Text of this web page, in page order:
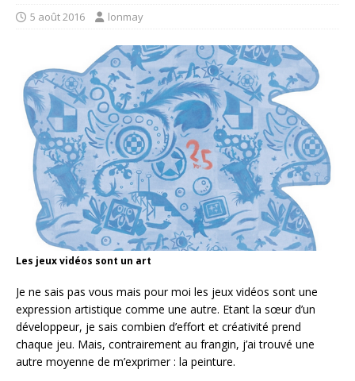
5 août 2016 lonmay
Les jeux vidéos sont un art
Je ne sais pas vous mais pour moi les jeux vidéos sont une
expression artistique comme une autre. Etant la sœur d’un
développeur, je sais combien d’effort et créativité prend
chaque jeu. Mais, contrairement au frangin, j’ai trouvé une
autre moyenne de m’exprimer : la peinture.